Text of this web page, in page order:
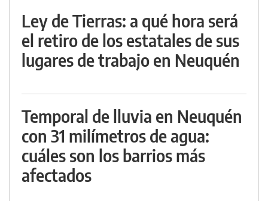
Ley de Tierras: a qué hora será
el retiro de los estatales de sus
lugares de trabajo en Neuquén
Temporal de lluvia en Neuquén
con 31 milímetros de agua:
cuáles son los barrios más
afectados